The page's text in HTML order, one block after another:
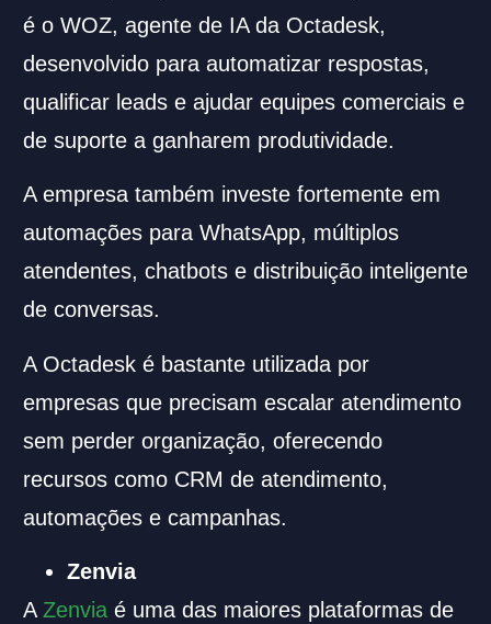
é o WOZ, agente de IA da Octadesk,
desenvolvido para automatizar respostas,
qualificar leads e ajudar equipes comerciais e
de suporte a ganharem produtividade.
A empresa também investe fortemente em
automações para WhatsApp, múltiplos
atendentes, chatbots e distribuição inteligente
de conversas.
A Octadesk é bastante utilizada por
empresas que precisam escalar atendimento
sem perder organização, oferecendo
recursos como CRM de atendimento,
automações e campanhas.
Zenvia
A Zenvia é uma das maiores plataformas de